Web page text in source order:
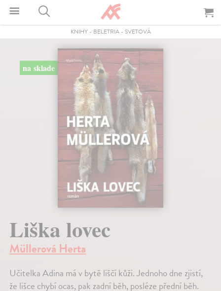
KNIHY- BELETRIA- SVETOVÁ
na sklade
Liška lovec
Müllerová Herta
Učitelka Adina má v bytě liščí kůži. Jednoho dne zjistí,
že lišce chybí ocas, pak zadní běh, posléze přední běh.